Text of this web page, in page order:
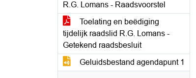
R.G. Lomans - Raadsvoorstel
Toelating en beëdiging
tijdelijk raadslid R.G. Lomans -
Getekend raadsbesluit
Geluidsbestand agendapunt 1